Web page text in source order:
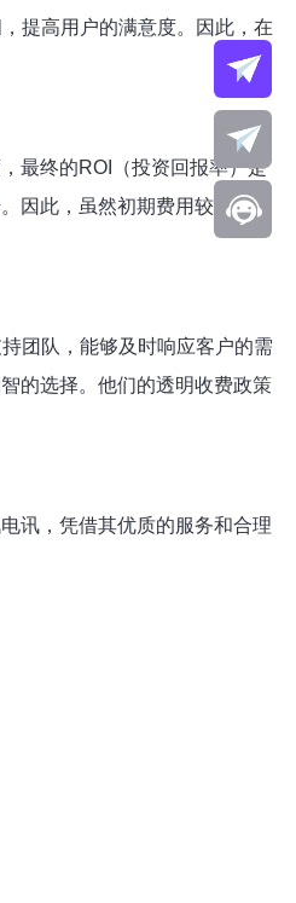
提高用户的满意度。因此，在
最终的ROI（投资回报率）是
因此，虽然初期费用较高，但
团队，能够及时响应客户的需
的选择。他们的透明收费政策
讯，凭借其优质的服务和合理